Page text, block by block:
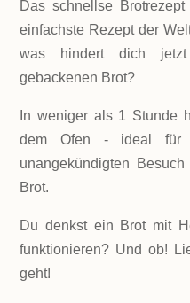
Das schnellse
einfachste Rezept der
was hindert dich
gebackenen Brot?
In weniger als 1 Stunde
dem Ofen - ideal für
unangekündigten
Brot.
Du denkst ein Brot mit
funktionieren? Und ob!
geht!